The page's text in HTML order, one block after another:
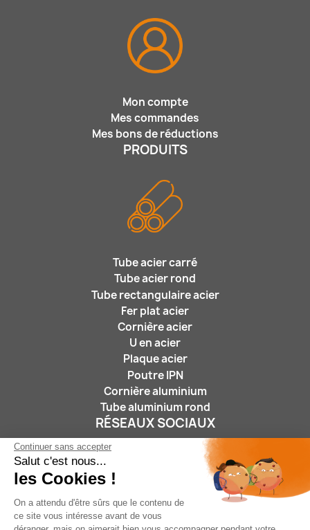
Continuer sans accepter
Salut c'est nous...
les Cookies !
On a attendu d'être sûrs que le contenu de
ce site vous intéresse avant de vous
Mon compte
Mes commandes
Mes bons de réductions
PRODUITS
Tube acier carré
Tube acier rond
Tube rectangulaire acier
Fer plat acier
Cornière acier
U en acier
Plaque acier
Poutre IPN
Cornière aluminium
Tube aluminium rond
RÉSEAUX SOCIAUX